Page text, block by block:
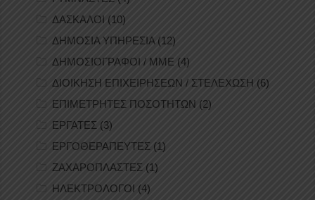
ΔΑΣΚΑΛΟΙ (10)
ΔΗΜΟΣΙΑ ΥΠΗΡΕΣΙΑ (12)
ΔΗΜΟΣΙΟΓΡΑΦΟΙ / ΜΜΕ (4)
ΔΙΟΙΚΗΣΗ ΕΠΙΧΕΙΡΗΣΕΩΝ / ΣΤΕΛΕΧΩΣΗ (6)
ΕΠΙΜΕΤΡΗΤΕΣ ΠΟΣΟΤΗΤΩΝ (2)
ΕΡΓΑΤΕΣ (3)
ΕΡΓΟΘΕΡΑΠΕΥΤΕΣ (1)
ΖΑΧΑΡΟΠΛΑΣΤΕΣ (1)
ΗΛΕΚΤΡΟΛΟΓΟΙ (4)